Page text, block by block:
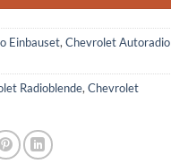
Einbauset, Chevrolet Autoradio
Radioblende, Chevrolet